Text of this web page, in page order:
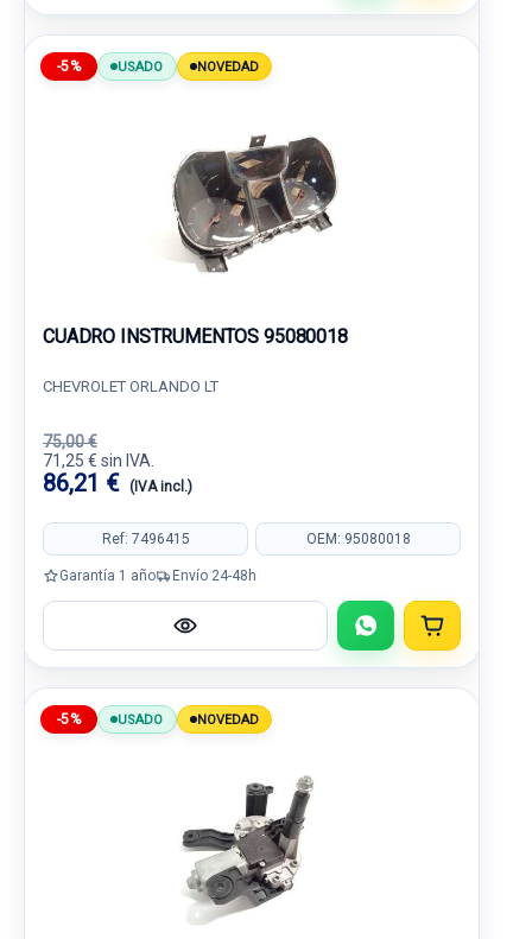
-5% USADO NOVEDAD
CUADRO INSTRUMENTOS 95080018
CHEVROLET ORLANDO LT
75,00 €
71,25 € sin IVA.
86,21 € (IVA incl.)
Ref: 7496415 OEM: 95080018
Garantía 1 año Envío 24-48h
-5% USADO NOVEDAD